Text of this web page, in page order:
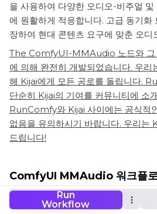
Run
Workflow
을 사용하여 다양한 오디오-비주얼
에 원활하게 적응합니다. 고급 동기화
장하여 현대 콘텐츠 요구에 맞춘 오디
The ComfyUI-MMAudio 노드와 그
에 의해 완전히 개발되었습니다. 우리
해 Kijai에게 모든 공로를 돌립니다.
단순히 Kijai의 기여를 커뮤니티에 소
RunComfy와 Kijai 사이에는 공식적
없음을 유의하시기 바랍니다. 우리는
드립니다!
ComfyUI MMAudio 워크플